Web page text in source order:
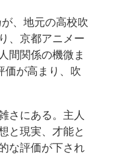
、地元の高校吹
、京都アニメー
間関係の機微ま
価が高まり、吹
さにある。主人
と現実、才能と
な評価が下され